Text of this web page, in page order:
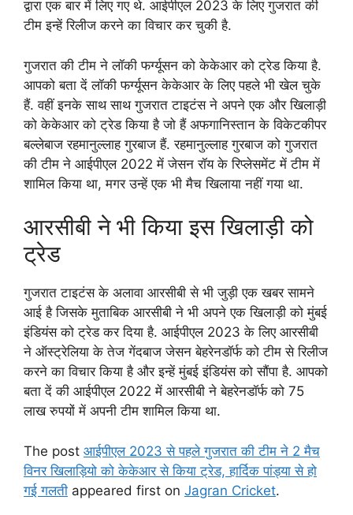
द्वारा एक बार में लिए गए थे. आईपीएल 2023 के लिए गुजरात की
टीम इन्हें रिलीज करने का विचार कर चुकी है.
गुजरात की टीम ने लॉकी फर्ग्यूसन को केकेआर को ट्रेड किया है.
आपको बता दें लॉकी फर्ग्यूसन केकेआर के लिए पहले भी खेल चुके
हैं. वहीं इनके साथ साथ गुजरात टाइटंस ने अपने एक और खिलाड़ी
को केकेआर को ट्रेड किया है जो हैं अफगानिस्तान के विकेटकीपर
बल्लेबाज रहमानुल्लाह गुरबाज हैं. रहमानुल्लाह गुरबाज को गुजरात
की टीम ने आईपीएल 2022 में जेसन रॉय के रिप्लेसमेंट में टीम में
शामिल किया था, मगर उन्हें एक भी मैच खिलाया नहीं गया था.
आरसीबी ने भी किया इस खिलाड़ी को
ट्रेड
गुजरात टाइटंस के अलावा आरसीबी से भी जुड़ी एक खबर सामने
आई है जिसके मुताबिक आरसीबी ने भी अपने एक खिलाड़ी को मुंबई
इंडियंस को ट्रेड कर दिया है. आईपीएल 2023 के लिए आरसीबी
ने ऑस्ट्रेलिया के तेज गेंदबाज जेसन बेहरेनडॉर्फ को टीम से रिलीज
करने का विचार किया है और इन्हें मुंबई इंडियंस को सौंपा है. आपको
बता दें की आईपीएल 2022 में आरसीबी ने बेहरेनडॉर्फ को 75
लाख रुपयों में अपनी टीम शामिल किया था.
The post आईपीएल 2023 से पहले गुजरात की टीम ने 2 मैच
विनर खिलाड़ियो को केकेआर से किया ट्रेड, हार्दिक पांड्या से हो
गई गलती appeared first on Jagran Cricket.